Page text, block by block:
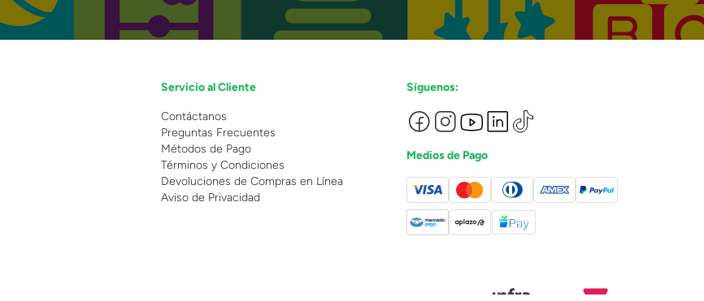
Servicio al Cliente
Contáctanos
Preguntas Frecuentes
Métodos de Pago
Términos y Condiciones
Devoluciones de Compras en Línea
Aviso de Privacidad
Síguenos:
Medios de Pago